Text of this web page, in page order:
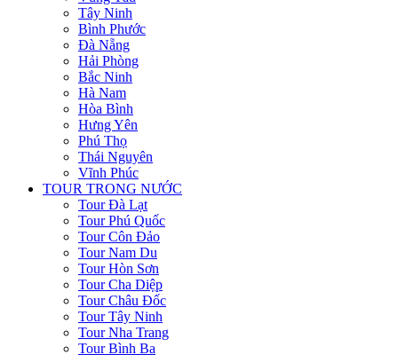
Tây Ninh
Bình Phước
Đà Nẵng
Hải Phòng
Bắc Ninh
Hà Nam
Hòa Bình
Hưng Yên
Phú Thọ
Thái Nguyên
Vĩnh Phúc
TOUR TRONG NƯỚC
Tour Đà Lạt
Tour Phú Quốc
Tour Côn Đảo
Tour Nam Du
Tour Hòn Sơn
Tour Cha Diệp
Tour Châu Đốc
Tour Tây Ninh
Tour Nha Trang
Tour Bình Ba